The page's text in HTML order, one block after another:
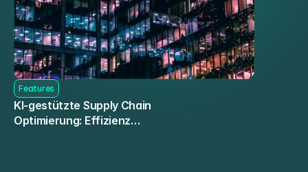
Features
KI-gestützte Supply Chain
Optimierung: Effizienz